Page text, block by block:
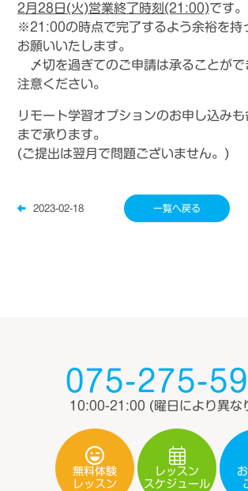
2月28日(火)営業終了時刻(21:00)です。
※21:00の時点で完了するよう余裕を持
お願いいたします。
〆切を過ぎてのご申請は承ることがで
注意ください。
リモート学習オプションのお申し込み
まで承ります。
(ご提出は翌月で問題ございません。)
2023-02-18 一覧へ戻る
075-275-
10:00-21:00 (曜日により異な
無料体験
レッスン
レッスン
スケジュール